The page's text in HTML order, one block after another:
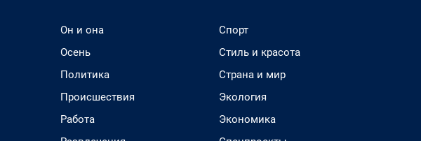
Он и она
Осень
Политика
Происшествия
Работа
Спорт
Стиль и красота
Страна и мир
Экология
Экономика